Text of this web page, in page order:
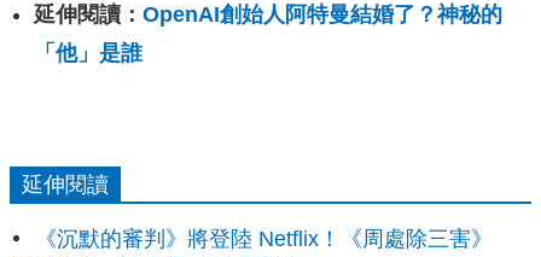
延伸閱讀： OpenAI創始人阿特曼結婚了？神秘的
「他」是誰
延伸閱讀
《沉默的審判》將登陸 Netflix！《周處除三害》